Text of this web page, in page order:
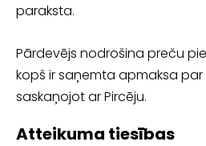
paraksta.
Pārdevējs nodrošina preču
kopš ir saņemta apmaksa
saskaņojot ar Pircēju.
Atteikuma tiesības